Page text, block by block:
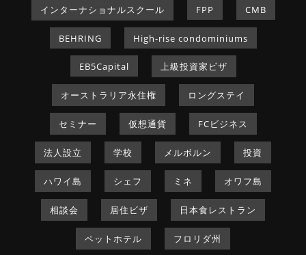
インターナショナルスクール FPP CMB
BEHRING High-rise condominiums
EB5Capital 上級投資家ビザ
オーストラリア永住権 ロングステイ
セミナー 仮想通貨 FCビジネス
法人設立 学校 メルボルン 投資
ハワイ島 シェフ ミネ オワフ島
相談会 居住ビザ 日本食レストラン
ペットホテル フロリダ州